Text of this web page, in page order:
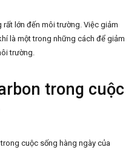
lớn đến môi trường. Việc giảm
là một trong những cách để giảm
trường.
trong cuộc
cuộc sống hàng ngày của